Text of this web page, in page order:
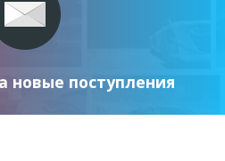
новые поступления